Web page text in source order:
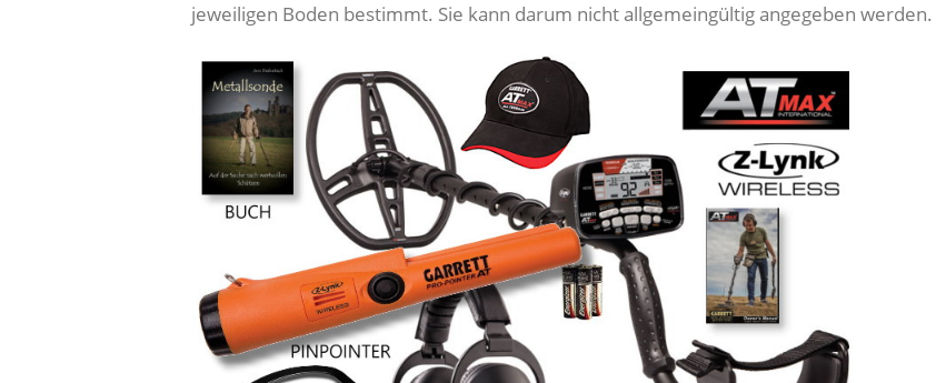
jeweiligen Boden bestimmt. Sie kann darum nicht allgemeingültig angegeben werden.